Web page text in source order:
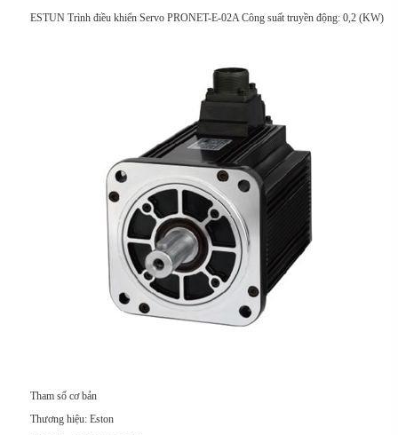
ESTUN Trình điều khiển Servo PRONET-E-02A Công suất truyền động: 0,2 (KW)
Tham số cơ bản
Thương hiệu: Eston